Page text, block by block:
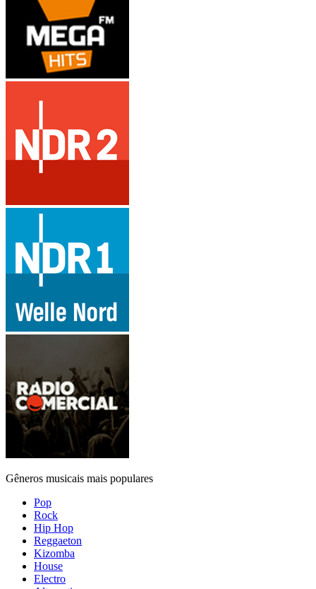
Gêneros musicais mais populares
Pop
Rock
Hip Hop
Reggaeton
Kizomba
House
Electro